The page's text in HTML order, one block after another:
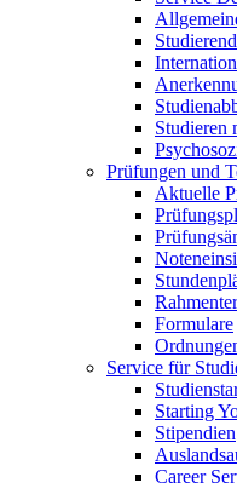
Studieren
Prüfungen und
Aktuelle
Formulare
Service für
Starting
Stipendien
Career